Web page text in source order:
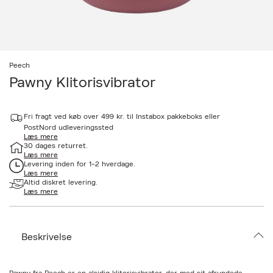
Peech
Pawny Klitorisvibrator
c
s
s
i
b
i
i
Fri fragt ved køb over 499 kr. til Instabox pakkeboks eller
PostNord udleveringssted
Læs mere
30 dages returret.
Læs mere
Levering inden for 1-2 hverdage.
Læs mere
Altid diskret levering.
Læs mere
Beskrivelse